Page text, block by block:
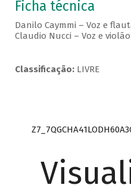
Ficha técnica
Danilo Caymmi – Voz e
Claudio Nucci – Voz e violão
Classificação:LIVRE